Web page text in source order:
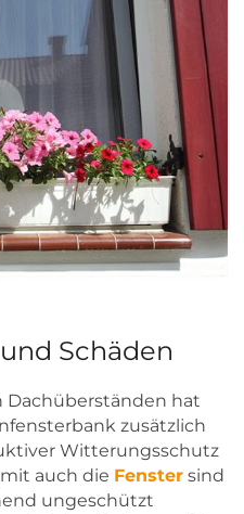
Schäden
Dachüberständen hat
zusätzlich
Witterungsschutz
auch die Fenster sind
ungeschützt